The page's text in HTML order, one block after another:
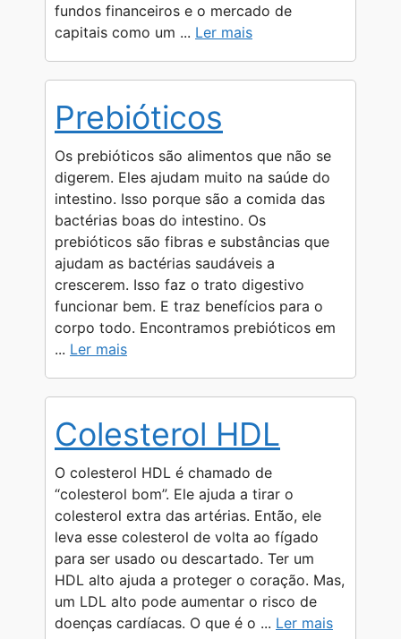
fundos financeiros e o mercado de
capitais como um ... Ler mais
Prebióticos
Os prebióticos são alimentos que não se
digerem. Eles ajudam muito na saúde do
intestino. Isso porque são a comida das
bactérias boas do intestino. Os
prebióticos são fibras e substâncias que
ajudam as bactérias saudáveis a
crescerem. Isso faz o trato digestivo
funcionar bem. E traz benefícios para o
corpo todo. Encontramos prebióticos em
... Ler mais
Colesterol HDL
O colesterol HDL é chamado de
“colesterol bom”. Ele ajuda a tirar o
colesterol extra das artérias. Então, ele
leva esse colesterol de volta ao fígado
para ser usado ou descartado. Ter um
HDL alto ajuda a proteger o coração. Mas,
um LDL alto pode aumentar o risco de
doenças cardíacas. O que é o ... Ler mais